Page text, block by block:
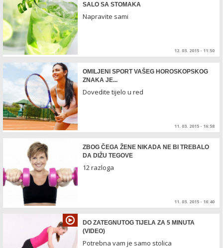
SALO SA STOMAKA
Napravite sami
12. 03. 2015 - 11:50
OMILJENI SPORT VAŠEG HOROSKOPSKOG
ZNAKA JE...
Dovedite tijelo u red
11. 03. 2015 - 16:58
ZBOG ČEGA ŽENE NIKADA NE BI TREBALO
DA DIŽU TEGOVE
12 razloga
11. 03. 2015 - 16:40
DO ZATEGNUTOG TIJELA ZA 5 MINUTA
(VIDEO)
Potrebna vam je samo stolica